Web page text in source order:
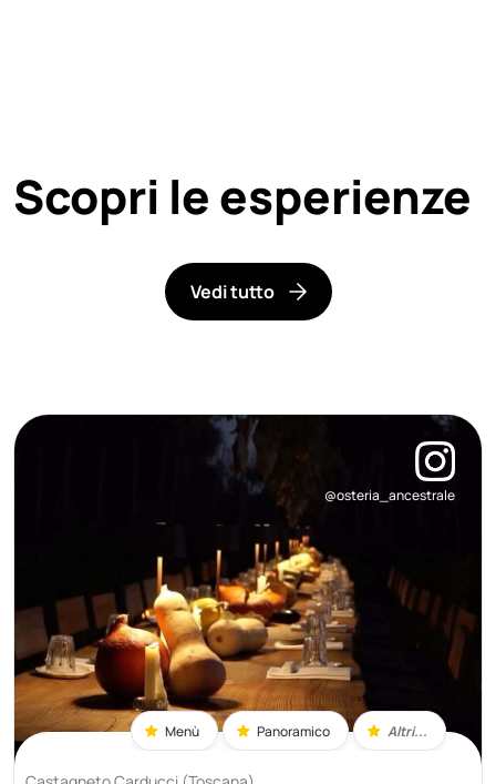
Scopri le esperienze
Vedi tutto
@osteria_ancestrale
Menù Panoramico Altri...